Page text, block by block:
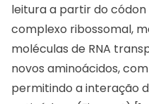
leitura a partir do códon
complexo ribossomal,
moléculas de RNA
novos aminoácidos,
permitindo a interação